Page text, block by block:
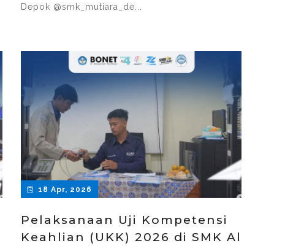
Depok @smk_mutiara_de...
18 Apr, 2026
Pelaksanaan Uji Kompetensi
Keahlian (UKK) 2026 di SMK Al